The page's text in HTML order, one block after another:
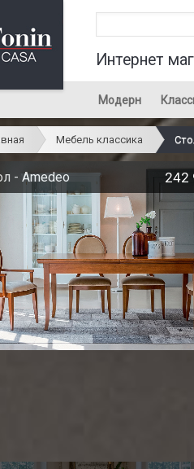
Интернет
Модерн
Мебель классика
- Amedeo 242